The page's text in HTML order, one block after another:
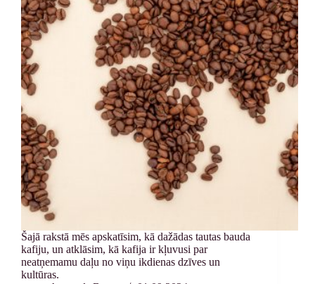
Šajā rakstā mēs apskatīsim, kā dažādas tautas bauda
kafiju, un atklāsim, kā kafija ir kļuvusi par
neatņemamu daļu no viņu ikdienas dzīves un
kultūras.